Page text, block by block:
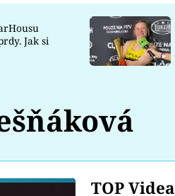
Jak si
TOP Videa